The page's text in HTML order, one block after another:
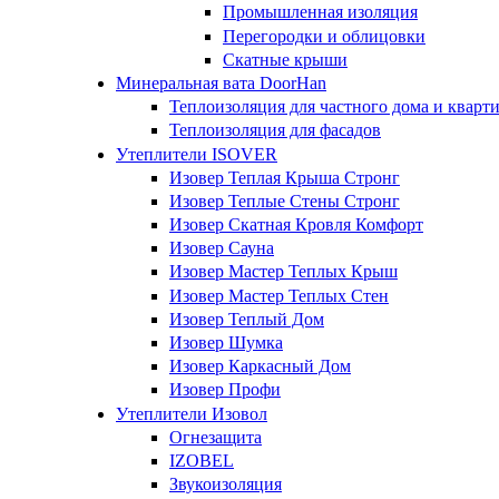
Промышленная изоляция
Перегородки и облицовки
Скатные крыши
Минеральная вата DoorHan
Теплоизоляция для частного дома и
Теплоизоляция для фасадов
Утеплители ISOVER
Изовер Теплая Крыша Стронг
Изовер Теплые Стены Стронг
Изовер Скатная Кровля Комфорт
Изовер Сауна
Изовер Мастер Теплых Крыш
Изовер Мастер Теплых Стен
Изовер Теплый Дом
Изовер Шумка
Изовер Каркасный Дом
Изовер Профи
Утеплители Изовол
Огнезащита
IZOBEL
Звукоизоляция